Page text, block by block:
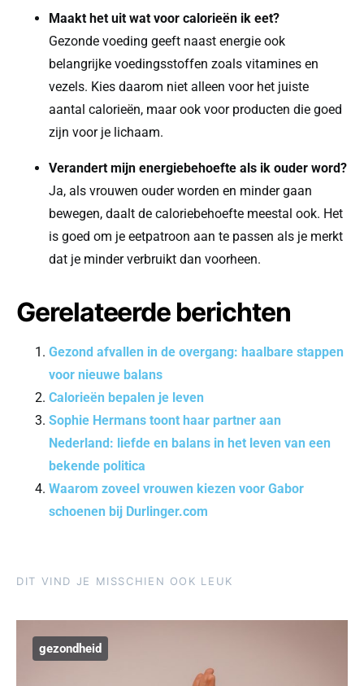
Maakt het uit wat voor calorieën ik eet?
Gezonde voeding geeft naast energie ook
belangrijke voedingsstoffen zoals vitamines en
vezels. Kies daarom niet alleen voor het juiste
aantal calorieën, maar ook voor producten die goed
zijn voor je lichaam.
Verandert mijn energiebehoefte als ik ouder word?
Ja, als vrouwen ouder worden en minder gaan
bewegen, daalt de caloriebehoefte meestal ook. Het
is goed om je eetpatroon aan te passen als je merkt
dat je minder verbruikt dan voorheen.
Gerelateerde berichten
Gezond afvallen in de overgang: haalbare stappen
voor nieuwe balans
Calorieën bepalen je leven
Sophie Hermans toont haar partner aan
Nederland: liefde en balans in het leven van een
bekende politica
Waarom zoveel vrouwen kiezen voor Gabor
schoenen bij Durlinger.com
DIT VIND JE MISSCHIEN OOK LEUK
gezondheid